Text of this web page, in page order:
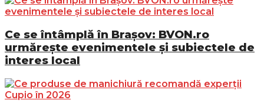
Ce se întâmplă în Brașov: BVON.ro
urmărește evenimentele și subiectele de
interes local